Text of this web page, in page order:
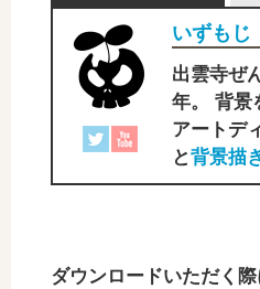
いずもじ
出雲寺ぜ
年。 背景
アートデ
と背景描
ダウンロードいただく